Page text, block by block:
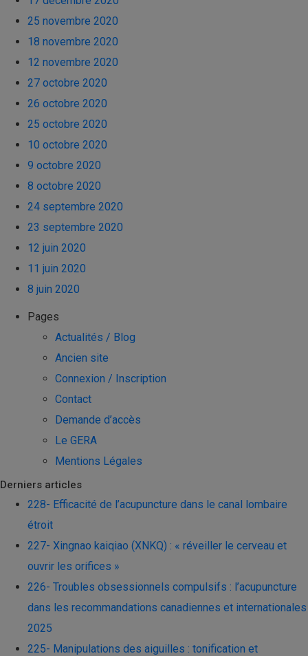
25 novembre 2020
18 novembre 2020
12 novembre 2020
27 octobre 2020
26 octobre 2020
25 octobre 2020
10 octobre 2020
9 octobre 2020
8 octobre 2020
24 septembre 2020
23 septembre 2020
12 juin 2020
11 juin 2020
8 juin 2020
Pages
Actualités / Blog
Ancien site
Connexion / Inscription
Contact
Demande d’accès
Le GERA
Mentions Légales
Derniers articles
228- Efficacité de l’acupuncture dans le canal lombaire
étroit
227- Xingnao kaiqiao (XNKQ) : « réveiller le cerveau et
ouvrir les orifices »
226- Troubles obsessionnels compulsifs : l’acupuncture
dans les recommandations canadiennes et internationales
2025
225- Manipulations des aiguilles : tonification et